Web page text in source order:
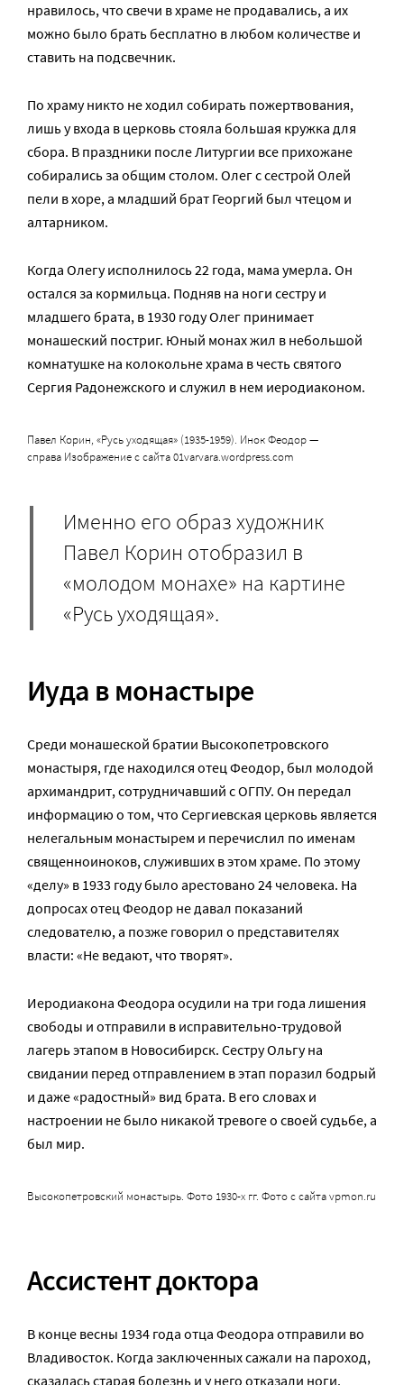
нравилось, что свечи в храме не продавались, а их
можно было брать бесплатно в любом количестве и
ставить на подсвечник.
По храму никто не ходил собирать пожертвования,
лишь у входа в церковь стояла большая кружка для
сбора. В праздники после Литургии все прихожане
собирались за общим столом. Олег с сестрой Олей
пели в хоре, а младший брат Георгий был чтецом и
алтарником.
Когда Олегу исполнилось 22 года, мама умерла. Он
остался за кормильца. Подняв на ноги сестру и
младшего брата, в 1930 году Олег принимает
монашеский постриг. Юный монах жил в небольшой
комнатушке на колокольне храма в честь святого
Сергия Радонежского и служил в нем иеродиаконом.
Павел Корин, «Русь уходящая» (1935-1959). Инок Феодор —
справа Изображение с сайта 01varvara.wordpress.com
Именно его образ художник
Павел Корин отобразил в
«молодом монахе» на картине
«Русь уходящая».
Иуда в монастыре
Среди монашеской братии Высокопетровского
монастыря, где находился отец Феодор, был молодой
архимандрит, сотрудничавший с ОГПУ. Он передал
информацию о том, что Сергиевская церковь является
нелегальным монастырем и перечислил по именам
священноиноков, служивших в этом храме. По этому
«делу» в 1933 году было арестовано 24 человека. На
допросах отец Феодор не давал показаний
следователю, а позже говорил о представителях
власти: «Не ведают, что творят».
Иеродиакона Феодора осудили на три года лишения
свободы и отправили в исправительно-трудовой
лагерь этапом в Новосибирск. Сестру Ольгу на
свидании перед отправлением в этап поразил бодрый
и даже «радостный» вид брата. В его словах и
настроении не было никакой тревоге о своей судьбе, а
был мир.
Высокопетровский монастырь. Фото 1930-х гг. Фото с сайта vpmon.ru
Ассистент доктора
В конце весны 1934 года отца Феодора отправили во
Владивосток. Когда заключенных сажали на пароход,
сказалась старая болезнь и у него отказали ноги.